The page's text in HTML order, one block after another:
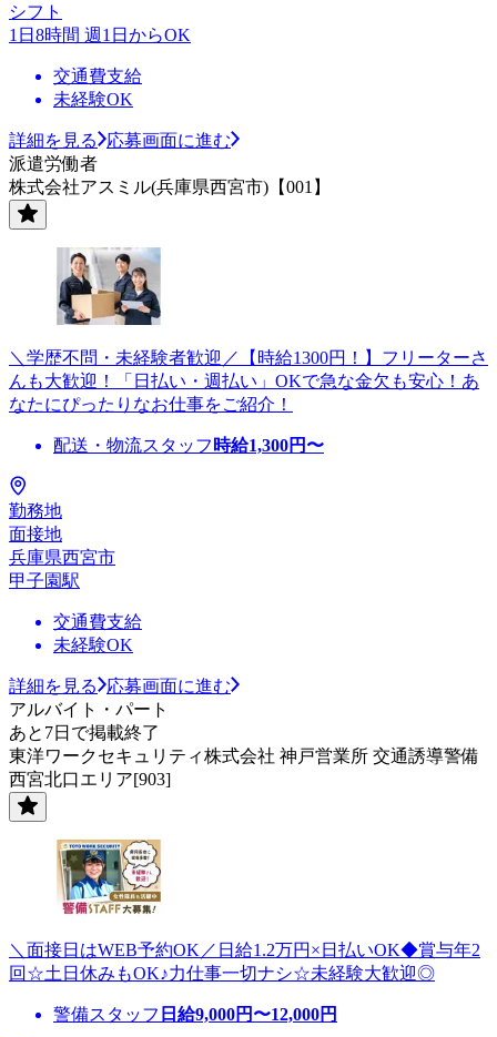
シフト
1日8時間 週1日からOK
交通費支給
未経験OK
詳細を見る
応募画面に進む
派遣労働者
株式会社アスミル(兵庫県西宮市)【001】
＼学歴不問・未経験者歓迎／【時給1300円！】フリーターさ
んも大歓迎！「日払い・週払い」OKで急な金欠も安心！あ
なたにぴったりなお仕事をご紹介！
配送・物流スタッフ 時給1,300円〜
勤務地
面接地
兵庫県西宮市
甲子園駅
交通費支給
未経験OK
詳細を見る
応募画面に進む
アルバイト・パート
あと7日で掲載終了
東洋ワークセキュリティ株式会社 神戸営業所 交通誘導警備
西宮北口エリア[903]
＼面接日はWEB予約OK／日給1.2万円×日払いOK◆賞与年2
回☆土日休みもOK♪力仕事一切ナシ☆未経験大歓迎◎
警備スタッフ 日給9,000円〜12,000円